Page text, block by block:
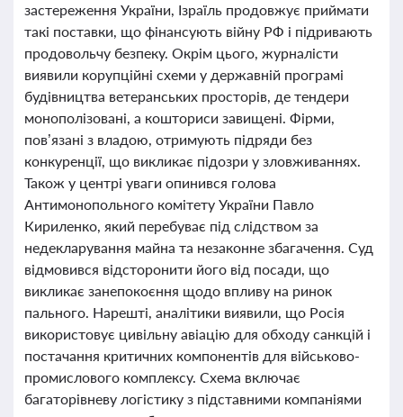
застереження України, Ізраїль продовжує приймати
такі поставки, що фінансують війну РФ і підривають
продовольчу безпеку. Окрім цього, журналісти
виявили корупційні схеми у державній програмі
будівництва ветеранських просторів, де тендери
монополізовані, а кошториси завищені. Фірми,
пов’язані з владою, отримують підряди без
конкуренції, що викликає підозри у зловживаннях.
Також у центрі уваги опинився голова
Антимонопольного комітету України Павло
Кириленко, який перебуває під слідством за
недекларування майна та незаконне збагачення. Суд
відмовився відсторонити його від посади, що
викликає занепокоєння щодо впливу на ринок
пального. Нарешті, аналітики виявили, що Росія
використовує цивільну авіацію для обходу санкцій і
постачання критичних компонентів для військово-
промислового комплексу. Схема включає
багаторівневу логістику з підставними компаніями